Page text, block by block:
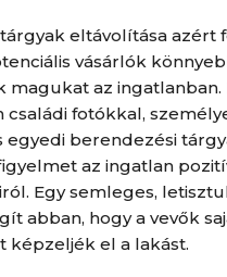
eltávolítása azért
vásárlók
az ingatlanban.
családi fotókkal,
egyedi berendezési
az ingatlan
Egy semleges,
abban, hogy a vevők
képzeljék el a lakást.